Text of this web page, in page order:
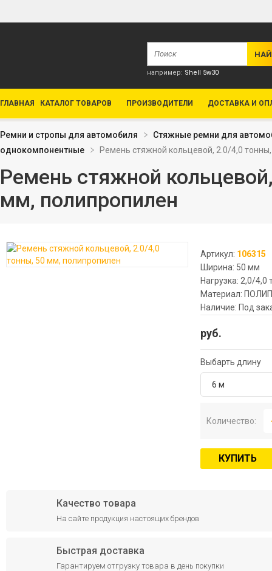
например: Shell 5w30
ГЛАВНАЯ КАТАЛОГ ТОВАРОВ ПРОИЗВОДИТЕЛИ ДОСТАВКА И
Ремни и стропы для автомобиля
Стяжные ремни для
однокомпонентные
Ремень стяжной кольцевой, 2.0/4,0
Ремень стяжной
мм, полипропилен
Артикул: 106315
Ширина: 50 мм
Нагрузка: 2,0/4,0
Материал:
Наличие: Под
руб.
Выбарть длину
6 м
Количество:
КУПИТЬ
Качество товара
На сайте продукция настоящих брендов
Быстрая доставка
Гарантируем отгрузку товара в день покупки